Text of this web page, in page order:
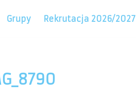
Grupy Rekrutacja 2026/2027